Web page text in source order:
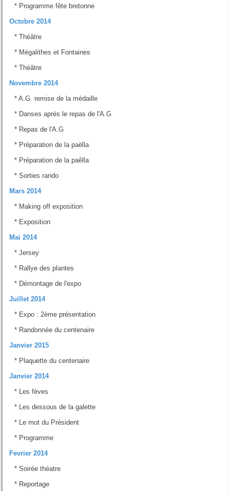
* Programme fête bretonne
Octobre 2014
* Théâtre
* Mégalithes et Fontaines
* Théâtre
Novembre 2014
* A.G. remise de la médaille
* Danses après le repas de l'A.G
* Repas de l'A.G
* Préparation de la paëlla
* Préparation de la paêlla
* Sorties rando
Mars 2014
* Making off exposition
* Exposition
Mai 2014
* Jersey
* Rallye des plantes
* Démontage de l'expo
Juillet 2014
* Expo : 2ème présentation
* Randonnée du centenaire
Janvier 2015
* Plaquette du centenaire
Janvier 2014
* Les fèves
* Les dessous de la galette
* Le mot du Président
* Programme
Fevrier 2014
* Soirée théatre
* Reportage